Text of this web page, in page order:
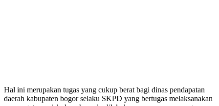
Hal ini merupakan tugas yang cukup berat bagi dinas pendapatan
daerah kabupaten bogor selaku SKPD yang bertugas melaksanakan